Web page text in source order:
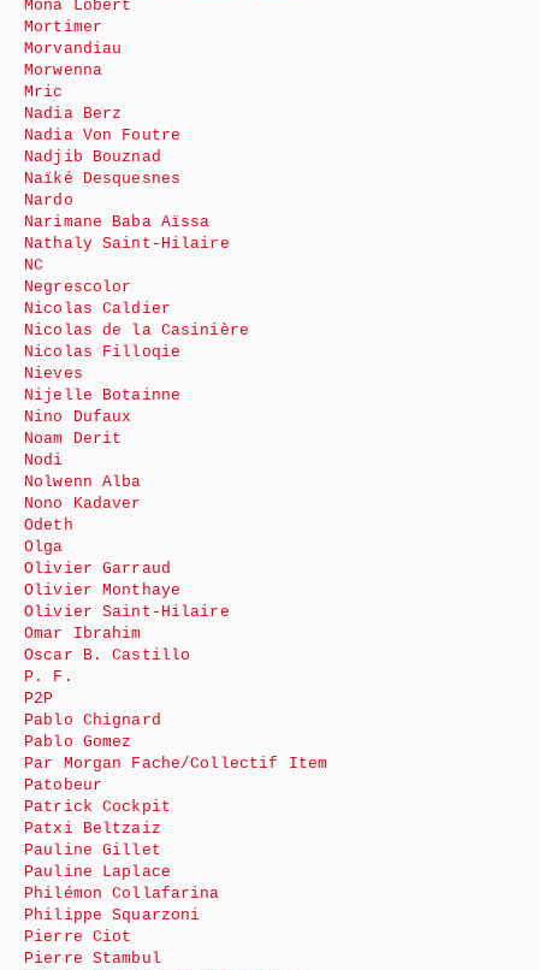
Mona Lobert
Mortimer
Morvandiau
Morwenna
Mric
Nadia Berz
Nadia Von Foutre
Nadjib Bouznad
Naïké Desquesnes
Nardo
Narimane Baba Aïssa
Nathaly Saint-Hilaire
NC
Negrescolor
Nicolas Caldier
Nicolas de la Casinière
Nicolas Filloqie
Nieves
Nijelle Botainne
Nino Dufaux
Noam Derit
Nodi
Nolwenn Alba
Nono Kadaver
Odeth
Olga
Olivier Garraud
Olivier Monthaye
Olivier Saint-Hilaire
Omar Ibrahim
Oscar B. Castillo
P. F.
P2P
Pablo Chignard
Pablo Gomez
Par Morgan Fache/Collectif Item
Patobeur
Patrick Cockpit
Patxi Beltzaiz
Pauline Gillet
Pauline Laplace
Philémon Collafarina
Philippe Squarzoni
Pierre Ciot
Pierre Stambul